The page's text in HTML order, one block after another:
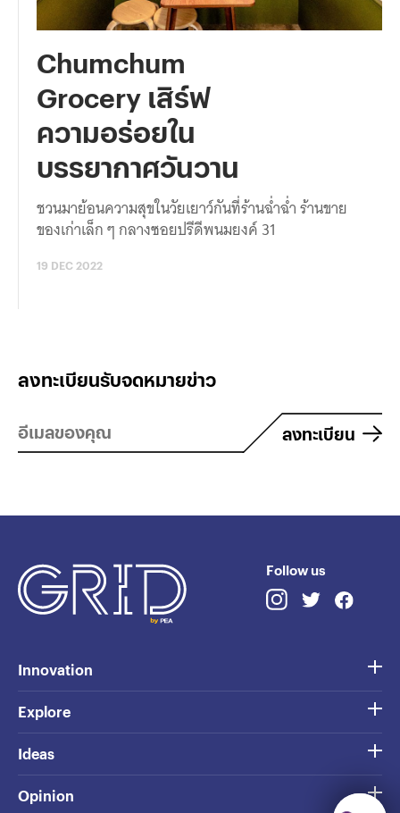
Chumchum
Grocery เสิร์ฟ
ความอร่อยใน
บรรยากาศวันวาน
ชวนมาย้อนความสุขในวัยเยาว์กันที่ร้านฉ่ำฉ่ำ ร้านขาย
ของเก่าเล็ก ๆ กลางซอยปรีดีพนมยงค์ 31
19 DEC 2022
ลงทะเบียนรับจดหมายข่าว
ลงทะเบียน
Follow us
Innovation
Explore
Ideas
Opinion